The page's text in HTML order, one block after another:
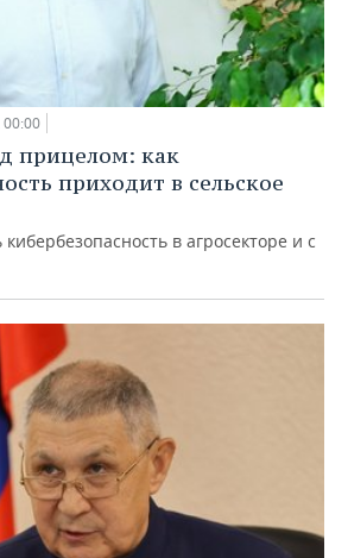
прицелом: как
приходит в сельское
в агросекторе и с